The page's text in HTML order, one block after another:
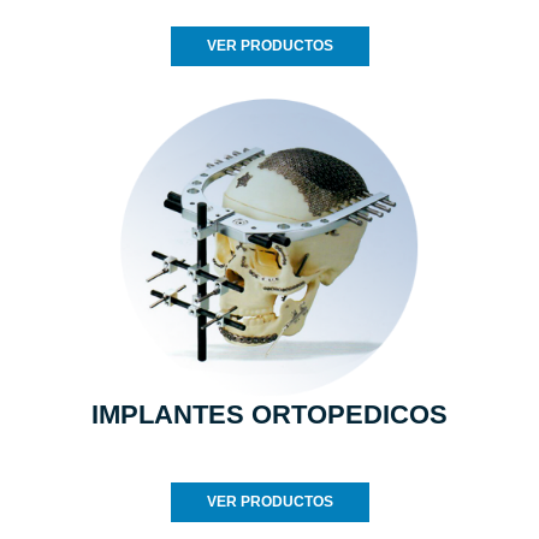
VER PRODUCTOS
IMPLANTES ORTOPEDICOS
VER PRODUCTOS